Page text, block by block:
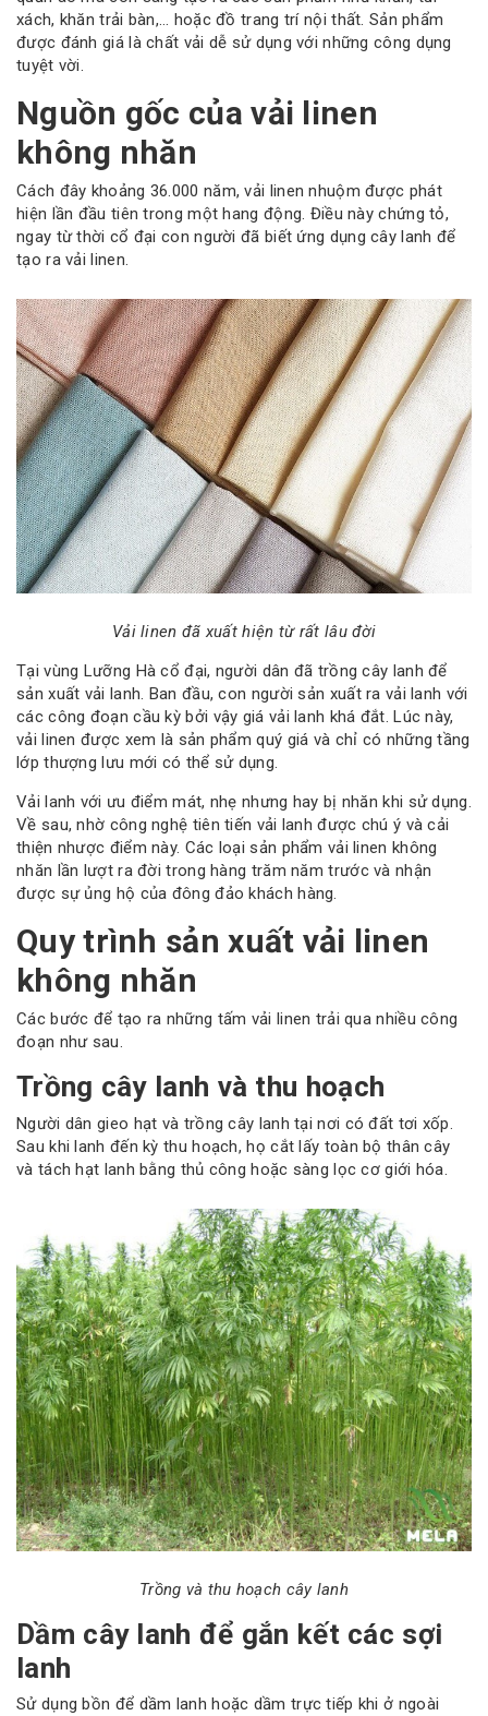
xách, khăn trải bàn,… hoặc đồ trang trí nội thất. Sản phẩm
được đánh giá là chất vải dễ sử dụng với những công dụng
tuyệt vời.
Nguồn gốc của vải linen
không nhăn
Cách đây khoảng 36.000 năm, vải linen nhuộm được phát
hiện lần đầu tiên trong một hang động. Điều này chứng tỏ,
ngay từ thời cổ đại con người đã biết ứng dụng cây lanh để
tạo ra vải linen.
Vải linen đã xuất hiện từ rất lâu đời
Tại vùng Lưỡng Hà cổ đại, người dân đã trồng cây lanh để
sản xuất vải lanh. Ban đầu, con người sản xuất ra vải lanh với
các công đoạn cầu kỳ bởi vậy giá vải lanh khá đắt. Lúc này,
vải linen được xem là sản phẩm quý giá và chỉ có những tầng
lớp thượng lưu mới có thể sử dụng.
Vải lanh với ưu điểm mát, nhẹ nhưng hay bị nhăn khi sử dụng.
Về sau, nhờ công nghệ tiên tiến vải lanh được chú ý và cải
thiện nhược điểm này. Các loại sản phẩm vải linen không
nhăn lần lượt ra đời trong hàng trăm năm trước và nhận
được sự ủng hộ của đông đảo khách hàng.
Quy trình sản xuất vải linen
không nhăn
Các bước để tạo ra những tấm vải linen trải qua nhiều công
đoạn như sau.
Trồng cây lanh và thu hoạch
Người dân gieo hạt và trồng cây lanh tại nơi có đất tơi xốp.
Sau khi lanh đến kỳ thu hoạch, họ cắt lấy toàn bộ thân cây
và tách hạt lanh bằng thủ công hoặc sàng lọc cơ giới hóa.
Trồng và thu hoạch cây lanh
Dầm cây lanh để gắn kết các sợi
lanh
Sử dụng bồn để dầm lanh hoặc dầm trực tiếp khi ở ngoài